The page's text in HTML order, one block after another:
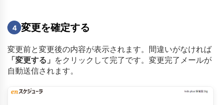
4 変更を確定する
変更前と変更後の内容が表示されます。間違いがなければ
「変更する」 をクリックして完了です。変更完了メールが
自動送信されます。